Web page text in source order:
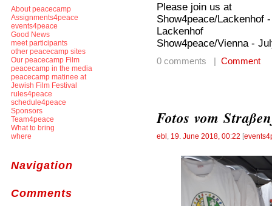
About peacecamp
Assignments4peace
events4peace
Good News
meet participants
other peacecamp sites
Our peacecamp Film
peacecamp in the media
peacecamp matinee at
Jewish Film Festival
rules4peace
schedule4peace
Sponsors
Team4peace
What to bring
where
Navigation
Comments
Please join us at
Show4peace/Lackenhof
Lackenhof
Show4peace/Vienna -
0 comments | Comment
Fotos vom
ebl , 19. June 2018, 00:22 [